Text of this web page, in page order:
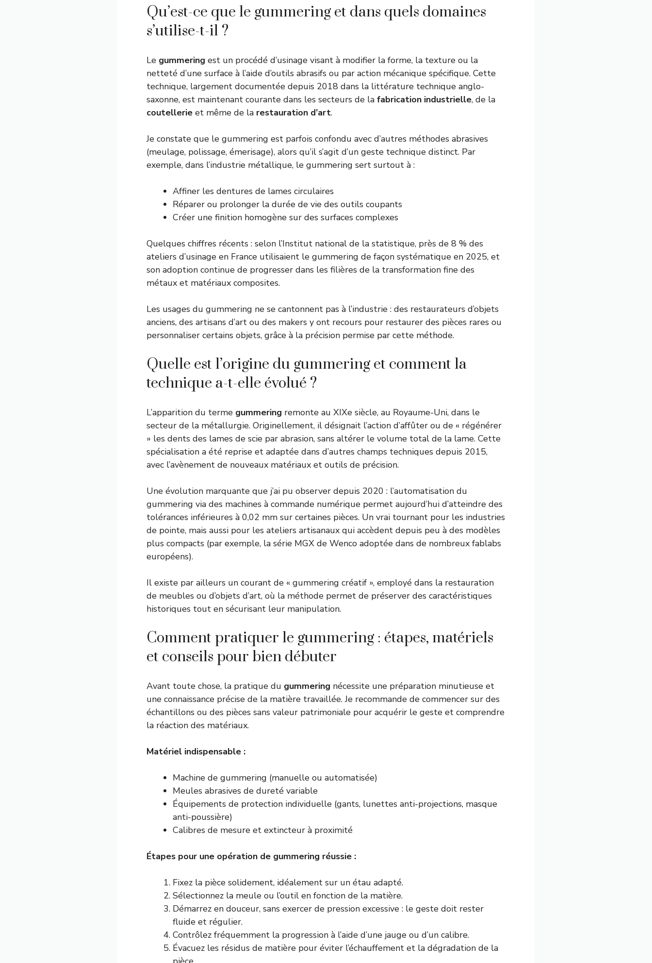
Qu’est-ce que le gummering et dans quels domaines
s’utilise-t-il ?
Le gummering est un procédé d’usinage visant à modifier la forme, la texture ou la
netteté d’une surface à l’aide d’outils abrasifs ou par action mécanique spécifique. Cette
technique, largement documentée depuis 2018 dans la littérature technique anglo-
saxonne, est maintenant courante dans les secteurs de la fabrication industrielle, de la
coutellerie et même de la restauration d’art.
Je constate que le gummering est parfois confondu avec d’autres méthodes abrasives
(meulage, polissage, émerisage), alors qu’il s’agit d’un geste technique distinct. Par
exemple, dans l’industrie métallique, le gummering sert surtout à :
Affiner les dentures de lames circulaires
Réparer ou prolonger la durée de vie des outils coupants
Créer une finition homogène sur des surfaces complexes
Quelques chiffres récents : selon l’Institut national de la statistique, près de 8 % des
ateliers d’usinage en France utilisaient le gummering de façon systématique en 2025, et
son adoption continue de progresser dans les filières de la transformation fine des
métaux et matériaux composites.
Les usages du gummering ne se cantonnent pas à l’industrie : des restaurateurs d’objets
anciens, des artisans d’art ou des makers y ont recours pour restaurer des pièces rares ou
personnaliser certains objets, grâce à la précision permise par cette méthode.
Quelle est l’origine du gummering et comment la
technique a-t-elle évolué ?
L’apparition du terme gummering remonte au XIXe siècle, au Royaume-Uni, dans le
secteur de la métallurgie. Originellement, il désignait l’action d’affûter ou de « régénérer
» les dents des lames de scie par abrasion, sans altérer le volume total de la lame. Cette
spécialisation a été reprise et adaptée dans d’autres champs techniques depuis 2015,
avec l’avènement de nouveaux matériaux et outils de précision.
Une évolution marquante que j’ai pu observer depuis 2020 : l’automatisation du
gummering via des machines à commande numérique permet aujourd’hui d’atteindre des
tolérances inférieures à 0,02 mm sur certaines pièces. Un vrai tournant pour les industries
de pointe, mais aussi pour les ateliers artisanaux qui accèdent depuis peu à des modèles
plus compacts (par exemple, la série MGX de Wenco adoptée dans de nombreux fablabs
européens).
Il existe par ailleurs un courant de « gummering créatif », employé dans la restauration
de meubles ou d’objets d’art, où la méthode permet de préserver des caractéristiques
historiques tout en sécurisant leur manipulation.
Comment pratiquer le gummering : étapes, matériels
et conseils pour bien débuter
Avant toute chose, la pratique du gummering nécessite une préparation minutieuse et
une connaissance précise de la matière travaillée. Je recommande de commencer sur des
échantillons ou des pièces sans valeur patrimoniale pour acquérir le geste et comprendre
la réaction des matériaux.
Matériel indispensable :
Machine de gummering (manuelle ou automatisée)
Meules abrasives de dureté variable
Équipements de protection individuelle (gants, lunettes anti-projections, masque
anti-poussière)
Calibres de mesure et extincteur à proximité
Étapes pour une opération de gummering réussie :
Fixez la pièce solidement, idéalement sur un étau adapté.
Sélectionnez la meule ou l’outil en fonction de la matière.
Démarrez en douceur, sans exercer de pression excessive : le geste doit rester
fluide et régulier.
Contrôlez fréquemment la progression à l’aide d’une jauge ou d’un calibre.
Évacuez les résidus de matière pour éviter l’échauffement et la dégradation de la